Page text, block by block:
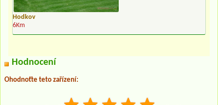
Hodkov
6Km
Hodnocení
Ohodnoťte teto zařízení: